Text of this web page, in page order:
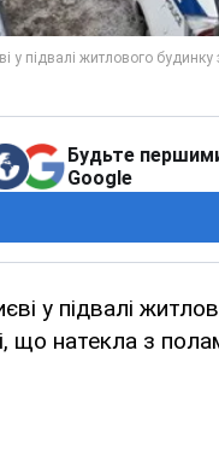
Будьте
Google
у підвалі
що натекла з